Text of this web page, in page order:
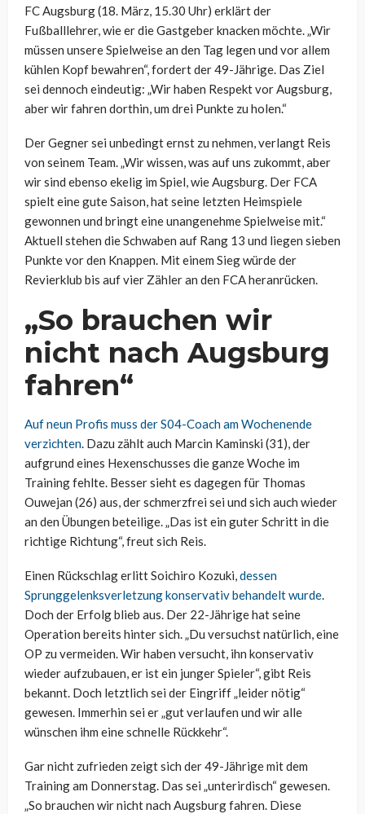
FC Augsburg (18. März, 15.30 Uhr) erklärt der
Fußballlehrer, wie er die Gastgeber knacken möchte. „Wir
müssen unsere Spielweise an den Tag legen und vor allem
kühlen Kopf bewahren“, fordert der 49-Jährige. Das Ziel
sei dennoch eindeutig: „Wir haben Respekt vor Augsburg,
aber wir fahren dorthin, um drei Punkte zu holen.“
Der Gegner sei unbedingt ernst zu nehmen, verlangt Reis
von seinem Team. „Wir wissen, was auf uns zukommt, aber
wir sind ebenso ekelig im Spiel, wie Augsburg. Der FCA
spielt eine gute Saison, hat seine letzten Heimspiele
gewonnen und bringt eine unangenehme Spielweise mit.“
Aktuell stehen die Schwaben auf Rang 13 und liegen sieben
Punkte vor den Knappen. Mit einem Sieg würde der
Revierklub bis auf vier Zähler an den FCA heranrücken.
„So brauchen wir
nicht nach Augsburg
fahren“
Auf neun Profis muss der S04-Coach am Wochenende
verzichten. Dazu zählt auch Marcin Kaminski (31), der
aufgrund eines Hexenschusses die ganze Woche im
Training fehlte. Besser sieht es dagegen für Thomas
Ouwejan (26) aus, der schmerzfrei sei und sich auch wieder
an den Übungen beteilige. „Das ist ein guter Schritt in die
richtige Richtung“, freut sich Reis.
Einen Rückschlag erlitt Soichiro Kozuki,dessen
Sprunggelenksverletzung konservativ behandelt wurde.
Doch der Erfolg blieb aus. Der 22-Jährige hat seine
Operation bereits hinter sich. „Du versuchst natürlich, eine
OP zu vermeiden. Wir haben versucht, ihn konservativ
wieder aufzubauen, er ist ein junger Spieler“, gibt Reis
bekannt. Doch letztlich sei der Eingriff „leider nötig“
gewesen. Immerhin sei er „gut verlaufen und wir alle
wünschen ihm eine schnelle Rückkehr“.
Gar nicht zufrieden zeigt sich der 49-Jährige mit dem
Training am Donnerstag. Das sei „unterirdisch“ gewesen.
„So brauchen wir nicht nach Augsburg fahren. Diese